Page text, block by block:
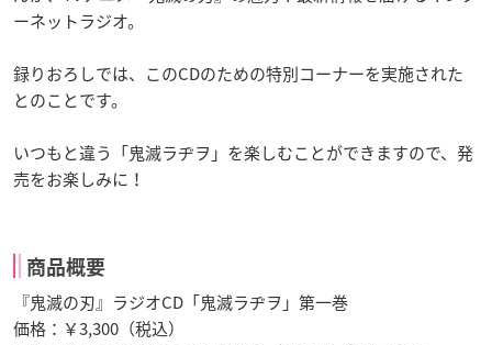
ーネットラジオ。
録りおろしでは、このCDのための特別コーナーを実施された
とのことです。
いつもと違う「鬼滅ラヂヲ」を楽しむことができますので、発
売をお楽しみに！
商品概要
『鬼滅の刃』ラジオCD「鬼滅ラヂヲ」第一巻
価格：￥3,300（税込）